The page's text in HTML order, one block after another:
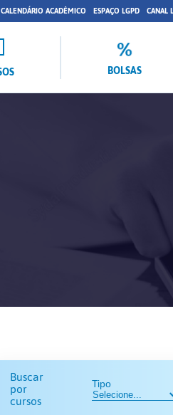
CALENDÁRIO ACADÊMICO ESPAÇO LGPD CANAL
BOLSAS
Buscar
por
cursos
Tipo